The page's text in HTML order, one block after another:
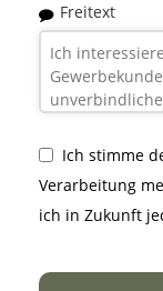
Freitext
Ich stimme
Verarbeitung
ich in Zukunft